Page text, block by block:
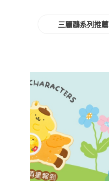
三麗鷗系列推薦